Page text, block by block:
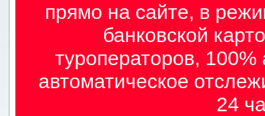
прямо на сайте, в
банковской
туроператоров,
автоматическое
24